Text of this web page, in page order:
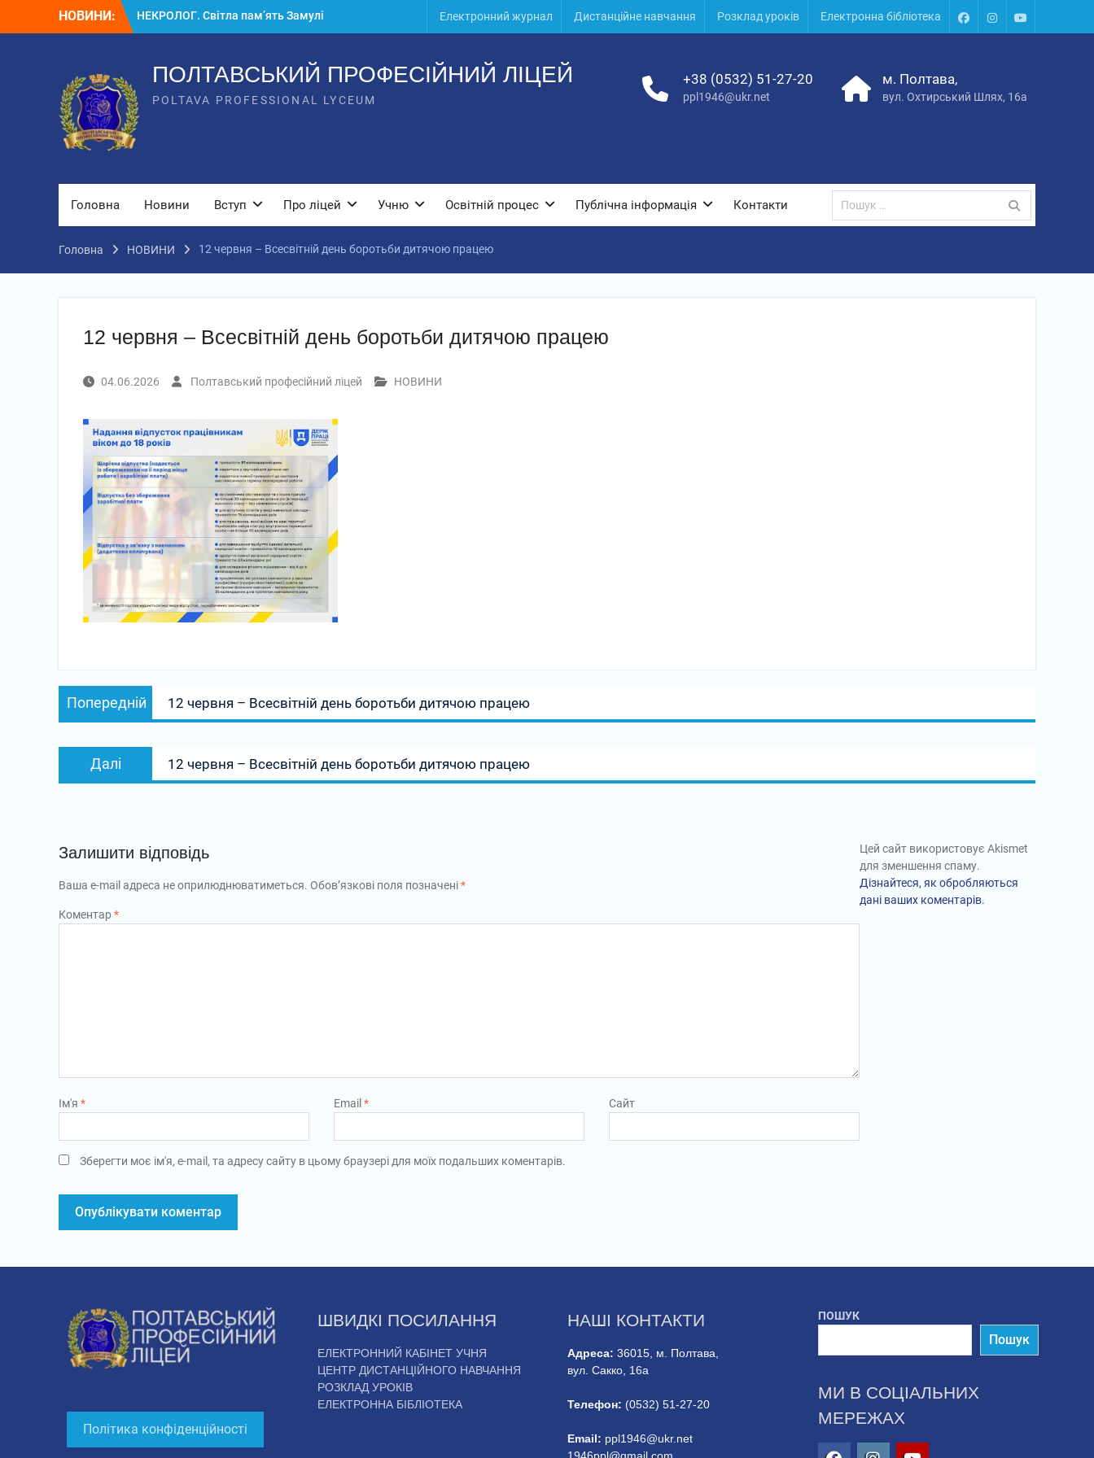
НОВИНИ:
НЕКРОЛОГ. Світла пам’ять Замулі
Владиславу Васильовичу
Вступ для ТОТ 2026
Електронний журнал Дистанційне навчання Розклад уроків Електронна бібліотека
ПОЛТАВСЬКИЙ ПРОФЕСІЙНИЙ ЛІЦЕЙ
POLTAVA PROFESSIONAL LYCEUM
+38 (0532) 51-27-20
ppl1946@ukr.net
м. Полтава,
вул. Охтирський Шлях, 16а
Головна Новини Вступ Про ліцей Учню Освітній процес Публічна інформація Контакти
Головна НОВИНИ 12 червня – Всесвітній день боротьби дитячою працею
12 червня – Всесвітній день боротьби дитячою працею
04.06.2026 Полтавський професійний ліцей НОВИНИ
Попередній 12 червня – Всесвітній день боротьби дитячою працею
Далі 12 червня – Всесвітній день боротьби дитячою працею
Залишити відповідь
Ваша e-mail адреса не оприлюднюватиметься. Обов’язкові поля позначені*
Коментар *
Ім'я * Email * Сайт
Зберегти моє ім'я, e-mail, та адресу сайту в цьому браузері для моїх подальших коментарів.
Цей сайт використовує Akismet
для зменшення спаму.
Дізнайтеся, як обробляються
дані ваших коментарів.
Політика конфіденційності
ШВИДКІ ПОСИЛАННЯ
ЕЛЕКТРОННИЙ КАБІНЕТ УЧНЯ
ЦЕНТР ДИСТАНЦІЙНОГО НАВЧАННЯ
РОЗКЛАД УРОКІВ
ЕЛЕКТРОННА БІБЛІОТЕКА
НАШІ КОНТАКТИ
Адреса: 36015, м. Полтава,
вул. Сакко, 16а
Телефон: (0532) 51-27-20
Email: ppl1946@ukr.net
ПОШУК
Пошук
МИ В СОЦІАЛЬНИХ
МЕРЕЖАХ